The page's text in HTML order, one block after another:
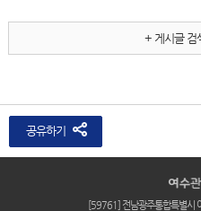
+ 게시글 검
공유하기
[59761] 전남광주통합특별시